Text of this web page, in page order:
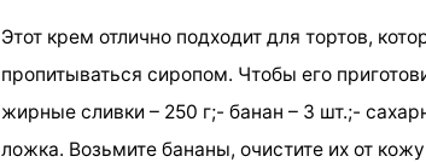
Этот крем отлично подходит для тортов,
пропитываться сиропом. Чтобы его
жирные сливки – 250 г;- банан – 3 шт.;-
ложка. Возьмите бананы, очистите их от